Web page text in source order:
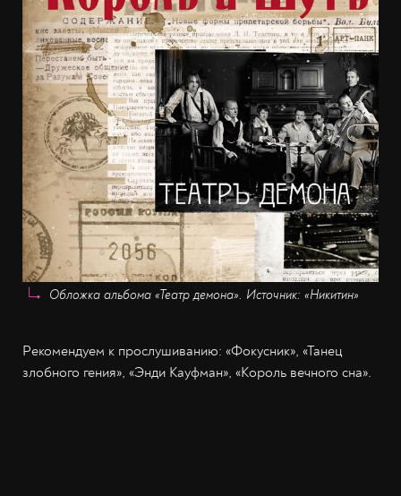
Обложка альбома «Театр демона». Источник: «Никитин»
Рекомендуем к прослушиванию: «Фокусник», «Танец
злобного гения», «Энди Кауфман», «Король вечного сна».